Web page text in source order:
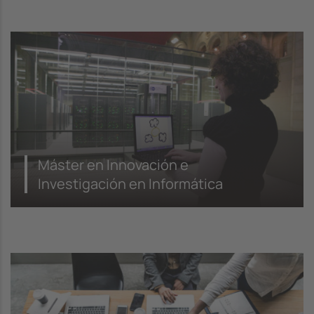
Máster en Innovación e
Investigación en Informática